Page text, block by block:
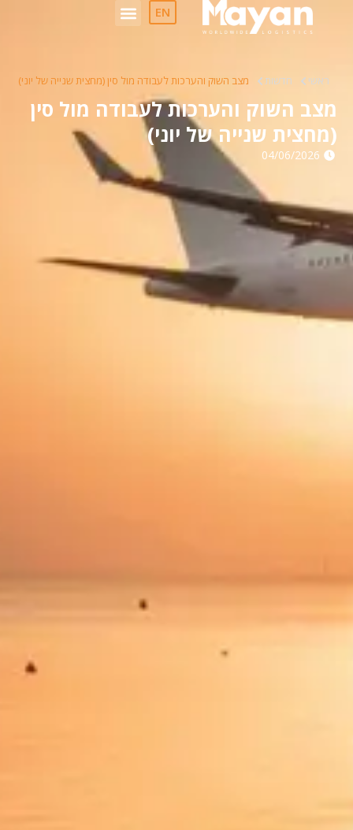
EN
ראשי חדשות מצב השוק והערכות לעבודה מול סין (מחצית שנייה של יוני)
מצב השוק והערכות לעבודה מול סין
(מחצית שנייה של יוני)
04/06/2026